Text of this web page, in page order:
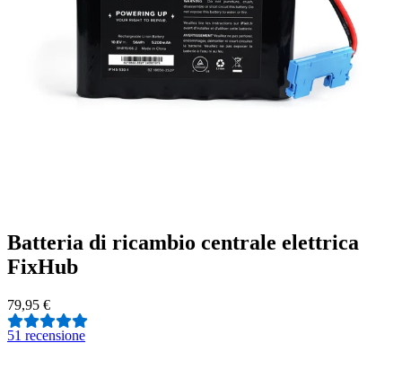
Batteria di ricambio centrale elettrica
FixHub
79,95 €
51 recensione